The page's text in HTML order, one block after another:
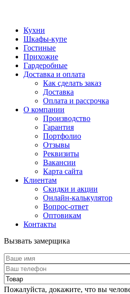
Кухни
Шкафы-купе
Гостиные
Прихожие
Гардеробные
Доставка и оплата
Как сделать заказ
Доставка
Оплата и рассрочка
О компании
Производство
Гарантия
Портфолио
Отзывы
Реквизиты
Вакансии
Карта сайта
Клиентам
Скидки и акции
Онлайн-калькулятор
Вопрос-ответ
Оптовикам
Контакты
Вызвать замерщика
Пожалуйста, докажите, что вы